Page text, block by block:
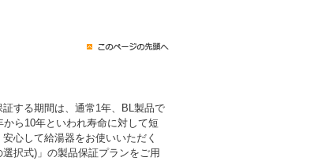
する期間は、通常1年、BL製品で
ら10年といわれ寿命に対して短
心して給湯器をお使いいただく
択式)」の製品保証プランをご用